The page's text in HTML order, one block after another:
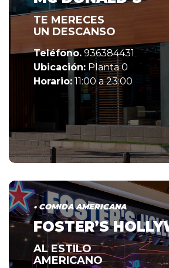
TE MERECES
UN DESCANSO
Teléfono. 936384431
Ubicación: Planta 0
Horario: 11:00 a 23:00
• COMIDA AMERICANA
FOSTER’S
AL ESTILO
AMERICANO